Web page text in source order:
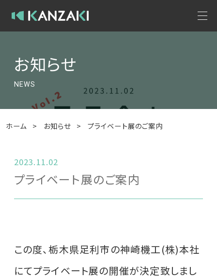
お知らせ
NEWS
ホーム > お知らせ > プライベート展のご案内
2023.11.02
プライベート展のご案内
この度、栃木県足利市の神崎機工(株)本社
にてプライベート展の開催が決定致しまし